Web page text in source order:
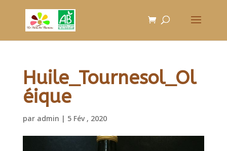
Huile_Tournesol_Ol
éique
par admin | 5 Fév , 2020